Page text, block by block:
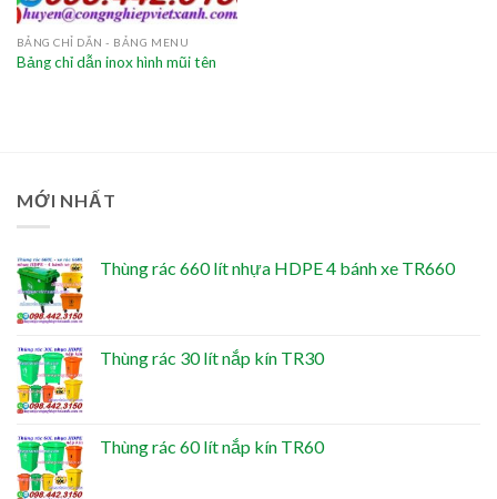
BẢNG CHỈ DẪN - BẢNG MENU
Bảng chỉ dẫn inox hình mũi tên
MỚI NHẤT
Thùng rác 660 lít nhựa HDPE 4 bánh xe TR660
Thùng rác 30 lít nắp kín TR30
Thùng rác 60 lít nắp kín TR60